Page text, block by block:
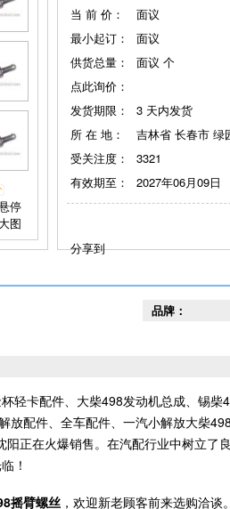
停
图
当 前 价：
面议
最小起订：
面议
供货总量：
面议 个
点此询价：
发货期限：
3 天内发货
所 在 地：
吉林省 长春市 绿
受关注度：
3321
有效期至：
2027年06月09日
分享到
品牌：
轻卡配件、大柴498发动机总成、锡柴
放配件、全车配件、一汽小解放大柴
正在火爆销售。在汽配行业中树立了
！
摇臂螺丝 ，欢迎新老顾客前来选购洽谈。